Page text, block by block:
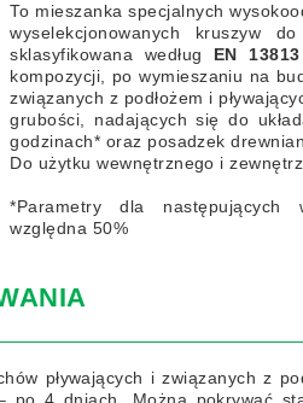
To mieszanka specjalnych
wyselekcjonowanych kruszyw
sklasyfikowana według EN 13813
kompozycji, po wymieszaniu na
związanych z podłożem i
grubości, nadających się do
godzinach* oraz posadzek
Do użytku wewnętrznego i
*Parametry dla następujących
względna 50%
pływających i związanych z